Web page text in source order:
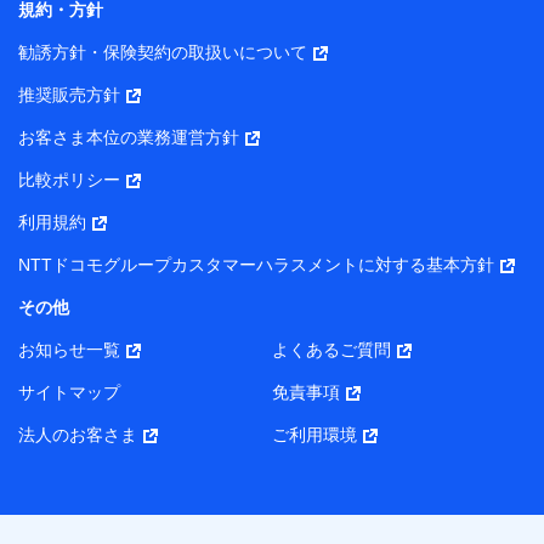
規約・方針
勧誘方針・保険契約の取扱いについて
推奨販売方針
お客さま本位の業務運営方針
比較ポリシー
利用規約
NTTドコモグループカスタマーハラスメントに対する基本方針
その他
お知らせ一覧 よくあるご質問
サイトマップ 免責事項
法人のお客さま ご利用環境